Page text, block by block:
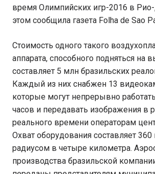
время Олимпийских игр-2016 в
этом сообщила газета Folha de Sao
Стоимость одного такого
аппарата, способного подняться на
составляет 5 млн бразильских
Каждый из них снабжен 13
которые могут непрерывно
часов и передавать изображения в
реального времени операторам
Охват оборудования составляет 360
радиусом в четыре километра.
производства бразильской